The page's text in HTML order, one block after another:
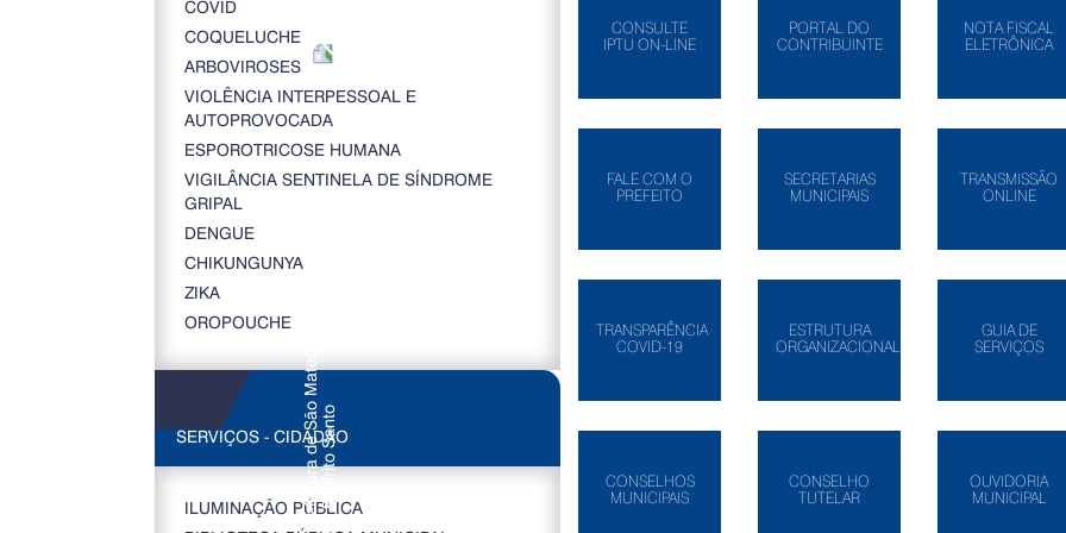
COVID
COQUELUCHE
ARBOVIROSES
VIOLÊNCIA INTERPESSOAL E
AUTOPROVOCADA
ESPOROTRICOSE HUMANA
VIGILÂNCIA SENTINELA DE SÍNDROME
GRIPAL
DENGUE
CHIKUNGUNYA
ZIKA
OROPOUCHE
SERVIÇOS - CIDADÃO
ILUMINAÇÃO PÚBLICA
CONSULTE
IPTU ON-LINE
PORTAL DO
CONTRIBUINTE
NOTA FISCAL
ELETRÔNICA
FALE COM O
PREFEITO
SECRETARIAS
MUNICIPAIS
TRANSMISSÃO
ONLINE
TRANSPARÊNCIA
COVID-19
ESTRUTURA
ORGANIZACIONAL
GUIA DE
SERVIÇOS
CONSELHOS
MUNICIPAIS
CONSELHO
TUTELAR
OUVIDORIA
MUNICIPAL